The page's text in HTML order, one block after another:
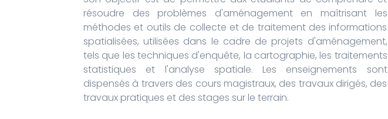
résoudre des problèmes d'aménagement en maîtrisant les
méthodes et outils de collecte et de traitement des informations
spatialisées, utilisées dans le cadre de projets d'aménagement,
tels que les techniques d'enquête, la cartographie, les traitements
statistiques et l'analyse spatiale. Les enseignements sont
dispensés à travers des cours magistraux, des travaux dirigés, des
travaux pratiques et des stages sur le terrain.